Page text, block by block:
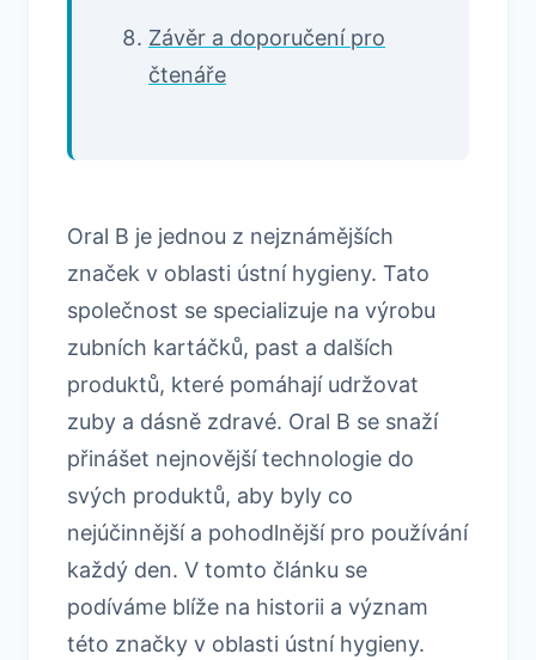
Závěr a doporučení pro
čtenáře
Oral B je jednou z nejznámějších
značek v oblasti ústní hygieny. Tato
společnost se specializuje na výrobu
zubních kartáčků, past a dalších
produktů, které pomáhají udržovat
zuby a dásně zdravé. Oral B se snaží
přinášet nejnovější technologie do
svých produktů, aby byly co
nejúčinnější a pohodlnější pro používání
každý den. V tomto článku se
podíváme blíže na historii a význam
této značky v oblasti ústní hygieny.